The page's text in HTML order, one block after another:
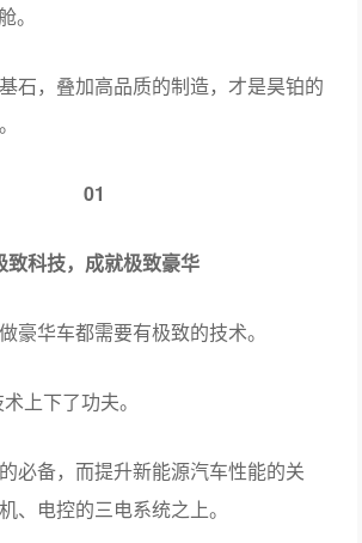
。
石，叠加高品质的制造，才是昊铂的
01
致科技，成就极致豪华
豪华车都需要有极致的技术。
上下了功夫。
必备，而提升新能源汽车性能的关
、电控的三电系统之上。